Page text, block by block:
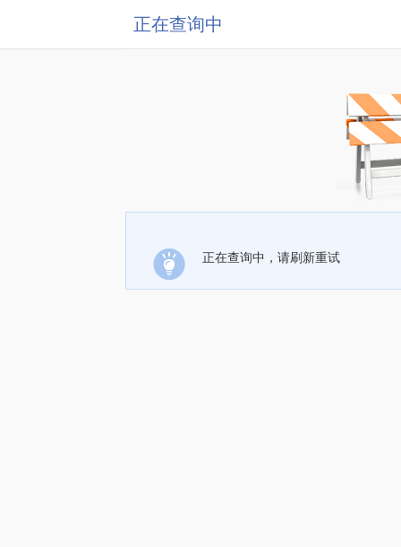
正在查询中
正在查询中，请刷新重试